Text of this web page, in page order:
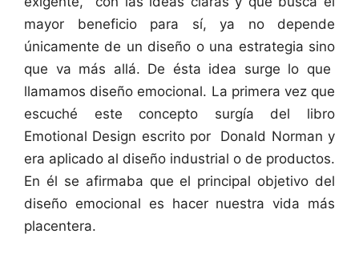
mayor beneficio para sí, ya no depende
únicamente de un diseño o una estrategia sino
que va más allá. De ésta idea surge lo que
llamamos diseño emocional. La primera vez que
escuché este concepto surgía del libro
Emotional Design escrito por Donald Norman y
era aplicado al diseño industrial o de productos.
En él se afirmaba que el principal objetivo del
diseño emocional es hacer nuestra vida más
placentera.